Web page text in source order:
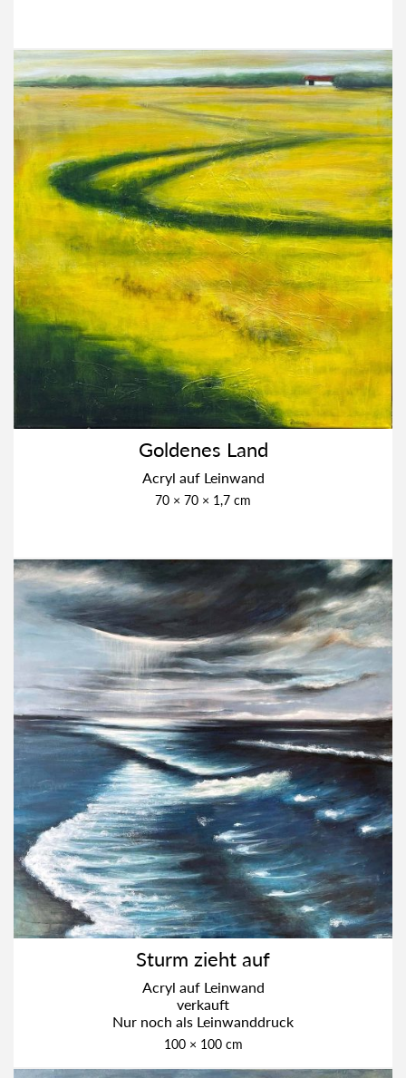
Gol­de­nes Land
Acryl auf Lein­wand
70 × 70 × 1,7 cm
Sturm zieht auf
Acryl auf Lein­wand
ver­kauft
Nur noch als Lein­wand­druck
100 × 100 cm